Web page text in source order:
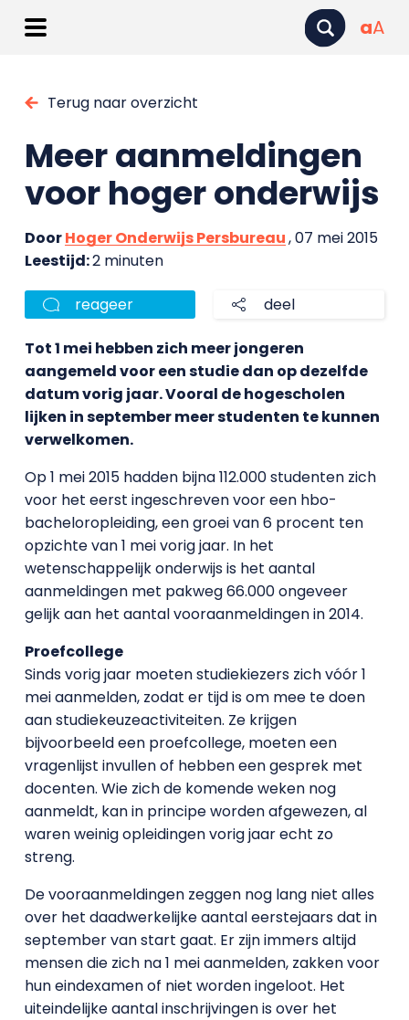
aA
Terug naar overzicht
Meer aanmeldingen
voor hoger onderwijs
DoorHoger Onderwijs Persbureau, 07 mei 2015
Leestijd:2 minuten
reageer deel
Tot 1 mei hebben zich meer jongeren
aangemeld voor een studie dan op dezelfde
datum vorig jaar. Vooral de hogescholen
lijken in september meer studenten te kunnen
verwelkomen.
Op 1 mei 2015 hadden bijna 112.000 studenten zich
voor het eerst ingeschreven voor een hbo-
bacheloropleiding, een groei van 6 procent ten
opzichte van 1 mei vorig jaar. In het
wetenschappelijk onderwijs is het aantal
aanmeldingen met pakweg 66.000 ongeveer
gelijk aan het aantal vooraanmeldingen in 2014.
Proefcollege
Sinds vorig jaar moeten studiekiezers zich vóór 1
mei aanmelden, zodat er tijd is om mee te doen
aan studiekeuzeactiviteiten. Ze krijgen
bijvoorbeeld een proefcollege, moeten een
vragenlijst invullen of hebben een gesprek met
docenten. Wie zich de komende weken nog
aanmeldt, kan in principe worden afgewezen, al
waren weinig opleidingen vorig jaar echt zo
streng.
De vooraanmeldingen zeggen nog lang niet alles
over het daadwerkelijke aantal eerstejaars dat in
september van start gaat. Er zijn immers altijd
mensen die zich na 1 mei aanmelden, zakken voor
hun eindexamen of niet worden ingeloot. Het
uiteindelijke aantal inschrijvingen is over het